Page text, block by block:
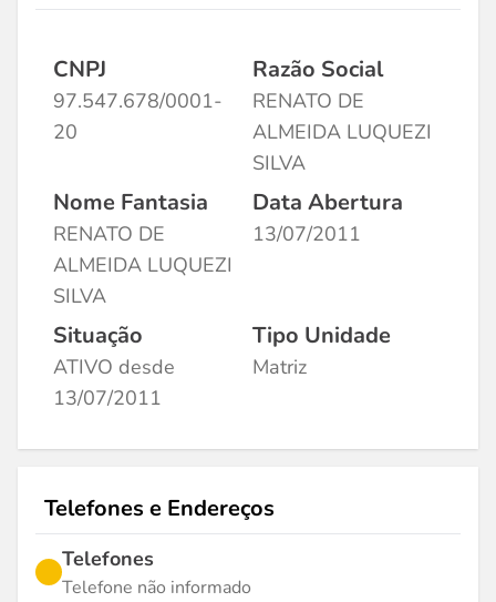
CNPJ
97.547.678/0001-
20
Razão Social
RENATO DE
ALMEIDA LUQUEZI
SILVA
Nome Fantasia
RENATO DE
ALMEIDA LUQUEZI
SILVA
Data Abertura
13/07/2011
Situação
ATIVO desde
13/07/2011
Tipo Unidade
Matriz
Telefones e Endereços
Telefones
Telefone não informado